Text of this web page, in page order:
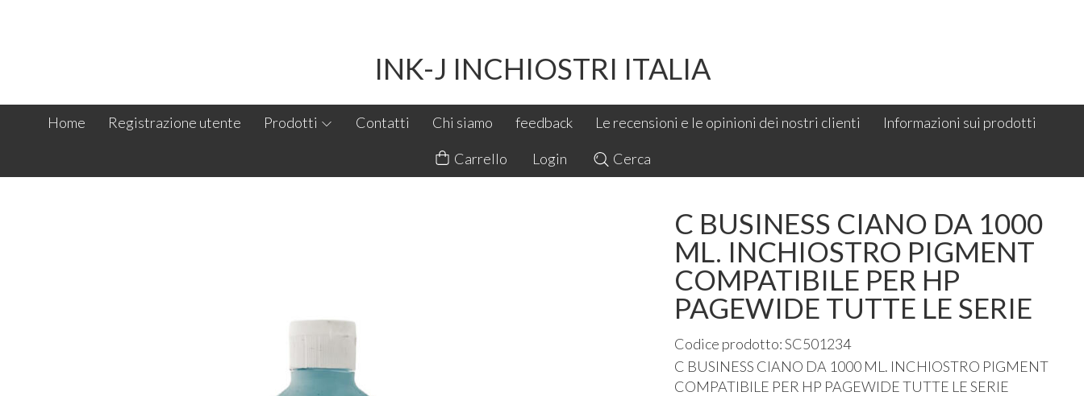
INK-J INCHIOSTRI ITALIA
Home Registrazione utente Prodotti Contatti Chi siamo feedback Le recensioni e le opinioni dei nostri clienti Informazioni sui prodotti
Carrello Login Cerca
C BUSINESS CIANO DA 1000
ML. INCHIOSTRO PIGMENT
COMPATIBILE PER HP
PAGEWIDE TUTTE LE SERIE
Codice prodotto: SC501234
C BUSINESS CIANO DA 1000 ML. INCHIOSTRO PIGMENT
COMPATIBILE PER HP PAGEWIDE TUTTE LESERIE